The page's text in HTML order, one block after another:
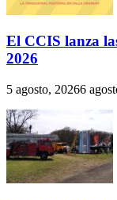
El CCIS lanza
2026
5 agosto, 20266